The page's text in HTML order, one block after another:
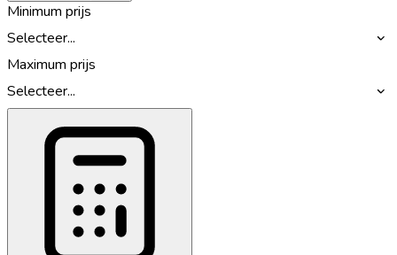
Minimum prijs
Selecteer...
Maximum prijs
Selecteer...